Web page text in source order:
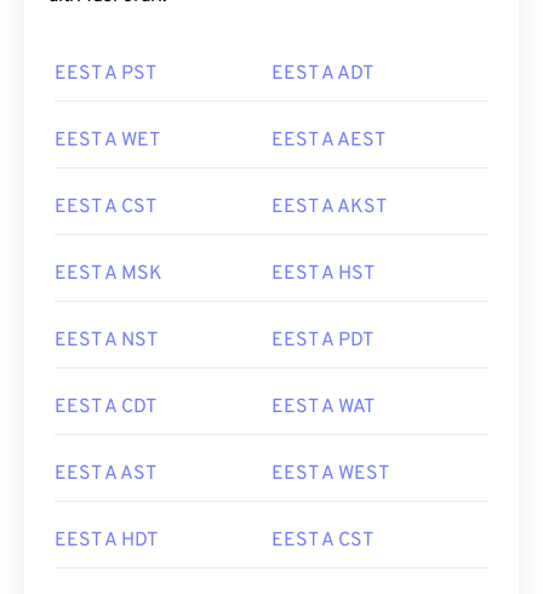
EEST A PST EEST A ADT
EEST A WET EEST A AEST
EEST A CST EEST A AKST
EEST A MSK EEST A HST
EEST A NST EEST A PDT
EEST A CDT EEST A WAT
EEST A AST EEST A WEST
EEST A HDT EEST A CST